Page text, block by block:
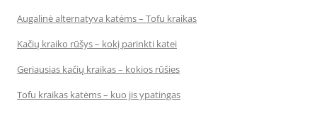
Augalinė alternatyva katėms – Tofu kraikas
Kačių kraiko rūšys – kokį parinkti katei
Geriausias kačių kraikas – kokios rūšies
Tofu kraikas katėms – kuo jis ypatingas